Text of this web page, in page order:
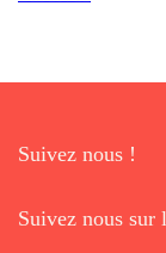
Suivez nous !
Suivez nous sur